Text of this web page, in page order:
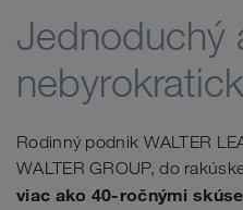
Jednoduchý
Rodinný podnik WALTER
WALTER GROUP, do
viac ako 40-ročnými